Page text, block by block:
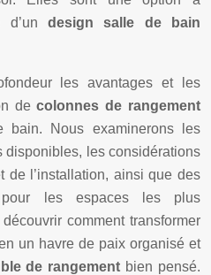
d’un design salle de bain
les avantages et les
decolonnes de rangement
Nous examinerons les
disponibles, les considérations
de l’installation, ainsi que des
pour les espaces les plus
comment transformer
un havre de paix organisé et
de rangement bien pensé.